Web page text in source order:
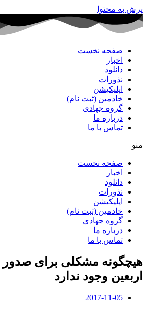
پرش به محتوا
صفحه نخست
اخبار
دانلود
نذورات
اپلیکیشن
خادمین (ثبت نام)
گروه جهادی
درباره ما
تماس با ما
منو
صفحه نخست
اخبار
دانلود
نذورات
اپلیکیشن
خادمین (ثبت نام)
گروه جهادی
درباره ما
تماس با ما
هیچگونه مشکلی برای صدور
اربعین وجود ندارد
2017-11-05